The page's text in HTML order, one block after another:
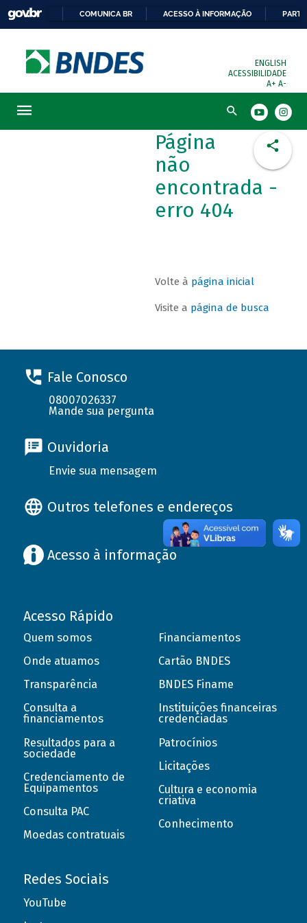
COMUNICA BR ACESSO À INFORMAÇÃO
ENGLISH
ACESSIBILIDADE
A+ A-
Busca
Página
não
encontrada -
erro 404
Volte à página inicial
Visite a página de busca
Fale Conosco
08007026337
Mande sua pergunta
Ouvidoria
Envie sua mensagem
Outros telefones e endereços
Acesso à informação
Acesso Rápido
Quem somos
Onde atuamos
Transparência
Consulta a
financiamentos
Resultados para a
sociedade
Credenciamento de
Equipamentos
Consulta PAC
Moedas contratuais
Financiamentos
Cartão BNDES
BNDES Finame
Instituições financeiras
credenciadas
Patrocínios
Licitações
Cultura e economia
criativa
Conhecimento
Redes Sociais
YouTube